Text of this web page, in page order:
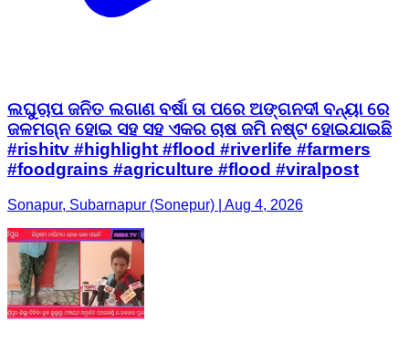
ଲଘୁଚାପ ଜନିତ ଲଗାଣ ବର୍ଷା ତା ପରେ ଅଙ୍ଗନଦୀ ବନ୍ୟା ରେ
ଜଳମଗ୍ନ ହୋଇ ସହ ସହ ଏକର ଚାଷ ଜମି ନଷ୍ଟ ହୋଇଯାଇଛି
#rishitv #highlight #flood #riverlife #farmers
#foodgrains #agriculture #flood #viralpost
Sonapur, Subarnapur (Sonepur) | Aug 4, 2026